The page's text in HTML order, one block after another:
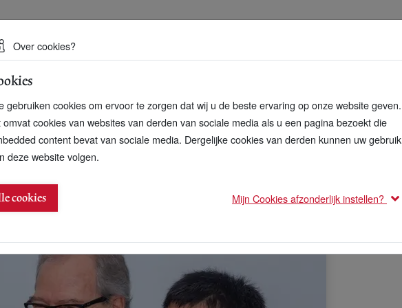
duurzame toekomst
sociale dialoog
Over cookies?
gebruiken cookies om ervoor te zorgen dat wij u de beste ervaring op onze website geven.
omvat cookies van websites van derden van sociale media als u een pagina bezoekt die
content bevat van sociale media. Dergelijke cookies van derden kunnen uw gebruik
deze website volgen.
cookies Mijn Cookies afzonderlijk instellen?